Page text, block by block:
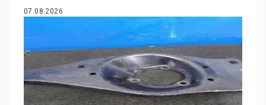
07.08.2026